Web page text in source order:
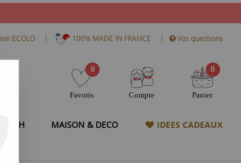
ECOLO | 100% MADE IN FRANCE | Vos questions
0
Favoris Compte
0
Panier
TECH MAISON & DECO IDEES CADEAUX